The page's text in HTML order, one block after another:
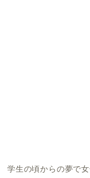
学生の頃からの夢で